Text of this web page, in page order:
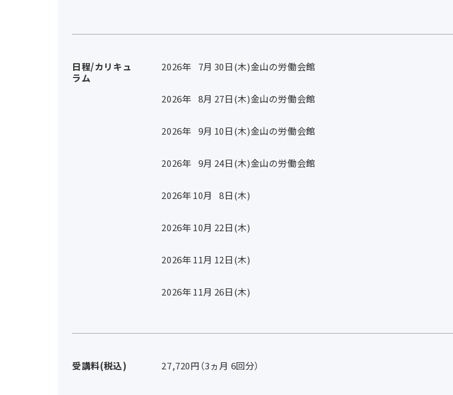
日程/カリキュ
ラム
2026年 7月 30日(木)金山の労働会館
2026年 8月 27日(木)金山の労働会館
2026年 9月 10日(木)金山の労働会館
2026年 9月 24日(木)金山の労働会館
2026年10月 8日(木)
2026年10月 22日(木)
2026年11月 12日(木)
2026年11月 26日(木)
受講料(税込) 27,720円（3ヵ月 6回分）